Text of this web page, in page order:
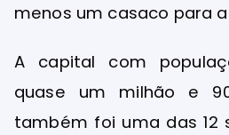
menos um casaco para
A capital com
quase um milhão e
também foi uma das 12